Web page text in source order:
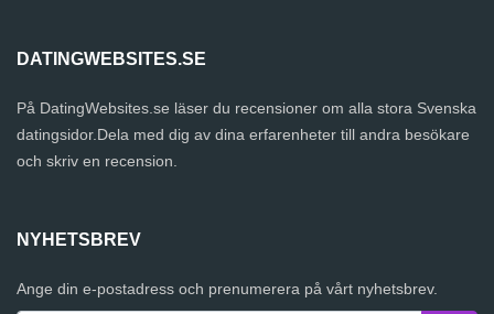
DATINGWEBSITES.SE
På DatingWebsites.se läser du recensioner om alla stora Svenska
datingsidor.Dela med dig av dina erfarenheter till andra besökare
och skriv en recension.
NYHETSBREV
Ange din e-postadress och prenumerera på vårt nyhetsbrev.